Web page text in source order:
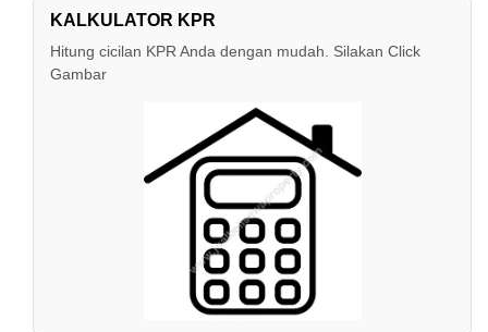
KALKULATOR KPR
Hitung cicilan KPR Anda dengan mudah. Silakan Click
Gambar